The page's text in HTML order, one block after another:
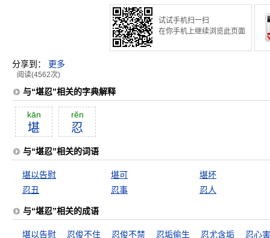
试试手机扫一扫
在你手机上继续浏览此页面
分享到： 更多
阅读(4562次)
与“堪忍”相关的字典解释
kān
堪
rĕn
忍
与“堪忍”相关的词语
堪以告慰 堪可
堪坏
忍丑
忍事 忍人
与“堪忍”相关的成语
堪以告慰 忍俊不住 忍俊不禁 忍垢偷生 忍尤含垢 忍心